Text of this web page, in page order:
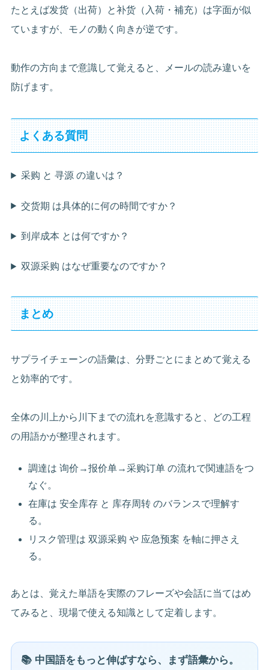
たとえば发货（出荷）と补货（入荷・補充）は字面が似
ていますが、モノの動く向きが逆です。
動作の方向まで意識して覚えると、メールの読み違いを
防げます。
よくある質問
采购 と 寻源 の違いは？
交货期 は具体的に何の時間ですか？
到岸成本 とは何ですか？
双源采购 はなぜ重要なのですか？
まとめ
サプライチェーンの語彙は、分野ごとにまとめて覚える
と効率的です。
全体の川上から川下までの流れを意識すると、どの工程
の用語かが整理されます。
調達は 询价→报价单→采购订单 の流れで関連語をつ
なぐ。
在庫は 安全库存 と 库存周转 のバランスで理解す
る。
リスク管理は 双源采购 や 应急预案 を軸に押さえ
る。
あとは、覚えた単語を実際のフレーズや会話に当てはめ
てみると、現場で使える知識として定着します。
📚 中国語をもっと伸ばすなら、まず語彙から。